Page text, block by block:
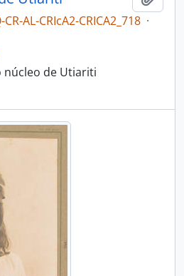
CR-AL-CRIcA2-CRICA2_718 ·
núcleo de Utiariti